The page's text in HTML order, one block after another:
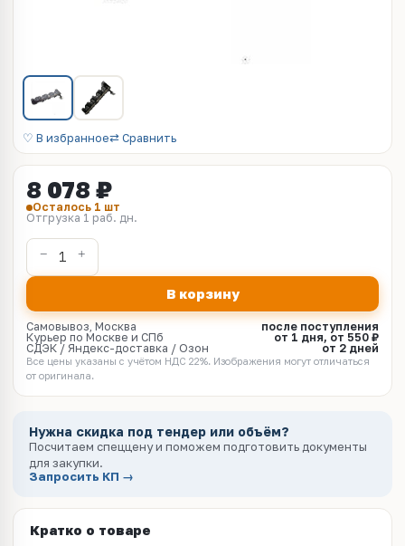
♡ В избранное⇄ Сравнить
8 078 ₽
Осталось 1 шт
Отгрузка 1 раб. дн.
В корзину
Самовывоз, Москва
после поступления
Курьер по Москве и СПб
от 1 дня, от 550 ₽
СДЭК / Яндекс-доставка / Озон
от 2 дней
Все цены указаны с учётом НДС 22%. Изображения могут отличаться
от оригинала.
Нужна скидка под тендер или объём?
Посчитаем спеццену и поможем подготовить документы
для закупки.
Запросить КП →
Кратко о товаре